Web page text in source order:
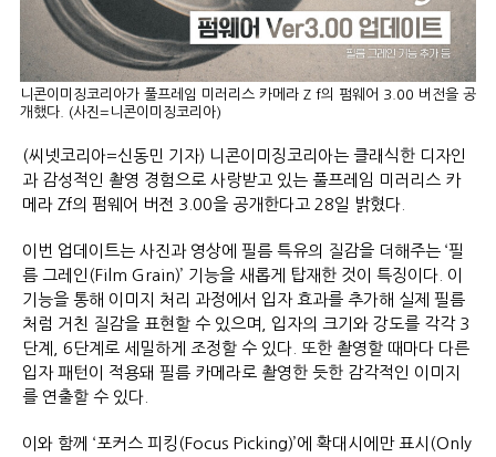
니콘이미징코리아가 풀프레임 미러리스 카메라 Z f의 펌웨어 3.00 버전을 공
개했다. (사진=니콘이미징코리아)
(씨넷코리아=신동민 기자) 니콘이미징코리아는 클래식한 디자인
과 감성적인 촬영 경험으로 사랑받고 있는 풀프레임 미러리스 카
메라 Zf의 펌웨어 버전 3.00을 공개한다고 28일 밝혔다.
이번 업데이트는 사진과 영상에 필름 특유의 질감을 더해주는 ‘필
름 그레인(Film Grain)’ 기능을 새롭게 탑재한 것이 특징이다. 이
기능을 통해 이미지 처리 과정에서 입자 효과를 추가해 실제 필름
처럼 거친 질감을 표현할 수 있으며, 입자의 크기와 강도를 각각 3
단계, 6단계로 세밀하게 조정할 수 있다. 또한 촬영할 때마다 다른
입자 패턴이 적용돼 필름 카메라로 촬영한 듯한 감각적인 이미지
를 연출할 수 있다.
이와 함께 ‘포커스 피킹(Focus Picking)’에 확대시에만 표시(Only